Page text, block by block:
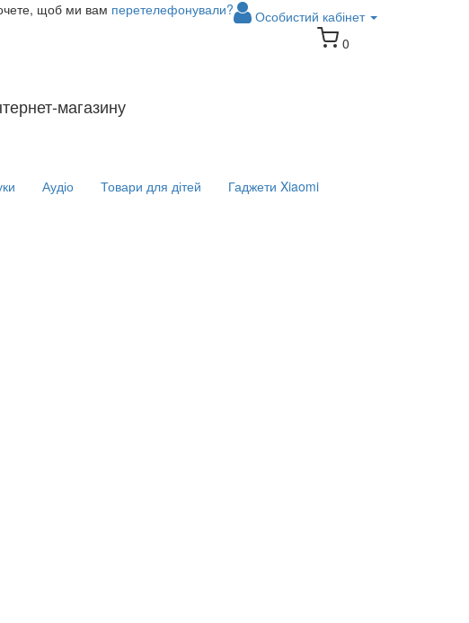
Особистий кабінет
щоб ми вам перетелефонували?
магазину
0
Аудіо Товари для дітей Гаджети Xiaomi